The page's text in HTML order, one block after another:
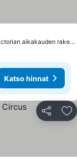
Historiallisen Georgian/Victorian aikakauden rakennuksen viehätys
Katso hinnat
Jaa